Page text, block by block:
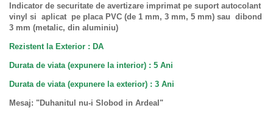
Indicator de securitate de avertizare imprimat pe suport autocolant
vinyl si aplicat pe placa PVC (de 1 mm, 3 mm, 5 mm) sau dibond
3 mm (metalic, din aluminiu)
Rezistent la Exterior : DA
Durata de viata (expunere la interior) : 5 Ani
Durata de viata (expunere la exterior) : 3 Ani
Mesaj: "Duhanitul nu-i Slobod in Ardeal"